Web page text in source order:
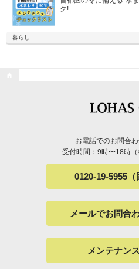
ク!
暮らし
お電話でのお問合
受付時間：9時〜18時（
0120-19-5955（
メールでお問合
メンテナン